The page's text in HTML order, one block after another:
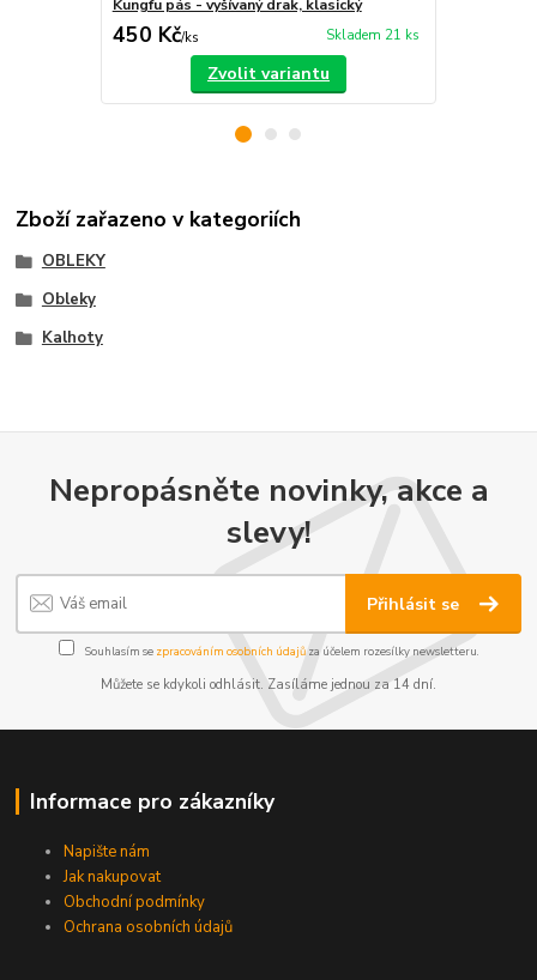
Kungfu pás - vyšívaný drak, klasický
450 Kč/ks Skladem 21 ks
Zvolit variantu
Zboží zařazeno v kategoriích
OBLEKY
Obleky
Kalhoty
Nepropásněte novinky, akce a
slevy!
Přihlásit se
Souhlasím se zpracováním osobních údajůza účelem rozesílky newsletteru.
Můžete se kdykoli odhlásit. Zasíláme jednou za 14 dní.
Informace pro zákazníky
Napište nám
Jak nakupovat
Obchodní podmínky
Ochrana osobních údajů